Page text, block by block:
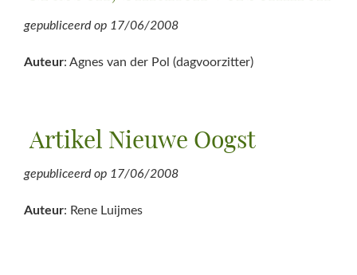
gepubliceerd op 17/06/2008
Auteur: Agnes van der Pol (dagvoorzitter)
Artikel Nieuwe Oogst
gepubliceerd op 17/06/2008
Auteur: Rene Luijmes